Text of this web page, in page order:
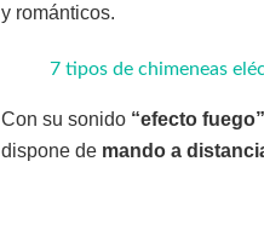
y románticos.
7 tipos de chimeneas
Con su sonido “efecto fuego”
dispone de mando a